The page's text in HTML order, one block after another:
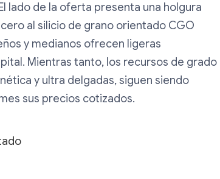
lado de la oferta presenta una holgura
al silicio de grano orientado CGO
y medianos ofrecen ligeras
Mientras tanto, los recursos de grado
y ultra delgadas, siguen siendo
sus precios cotizados.